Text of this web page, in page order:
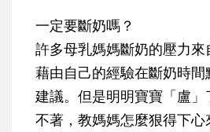
一定要斷奶嗎？
許多母乳媽媽斷奶的壓力
藉由自己的經驗在斷奶時
建議。但是明明寶寶「盧
不著，教媽媽怎麼狠得下心